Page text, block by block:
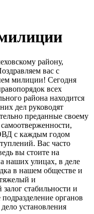
району,
вас с
милиции! Сегодня
всех
района находится
дел руководят
преданные своему
с каждым годом
Вас часто
вы стоите на
наших улицах, в деле
в нашем обществе и
и
стабильности и
органов
установления